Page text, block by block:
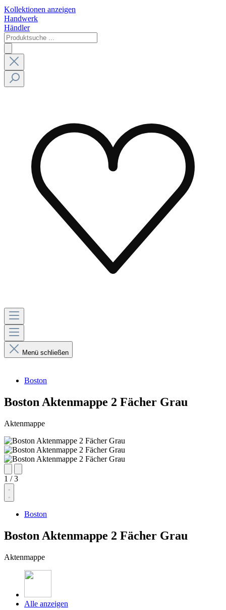
Kollektionen anzeigen
Handwerk
Händler
Menü schließen
Boston
Boston Aktenmappe 2 Fächer Grau
Aktenmappe
1 / 3
Boston
Boston Aktenmappe 2 Fächer Grau
Aktenmappe
Alle anzeigen